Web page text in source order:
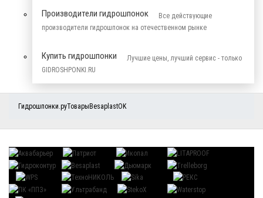
Производители гидрошпонок
Все действующие
производители гидрошпонок на отечественном рынке
Купить гидрошпонки
Лучшие цены, лучший сервис - только
GIDROSHPONKI.RU
Гидрошпонки.руТовары BesaplastOK